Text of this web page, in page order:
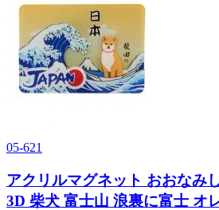
05-621
アクリルマグネット おおなみ
3D 柴犬 富士山 浪裏に富士 オ